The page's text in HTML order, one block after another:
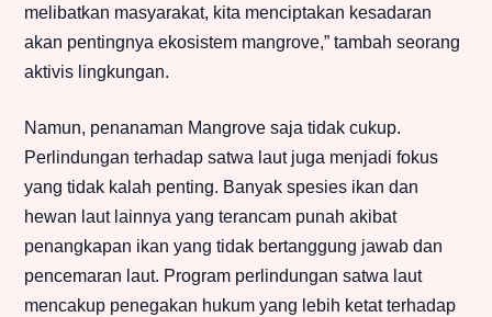
melibatkan masyarakat, kita menciptakan kesadaran
akan pentingnya ekosistem mangrove,” tambah seorang
aktivis lingkungan.
Namun, penanaman Mangrove saja tidak cukup.
Perlindungan terhadap satwa laut juga menjadi fokus
yang tidak kalah penting. Banyak spesies ikan dan
hewan laut lainnya yang terancam punah akibat
penangkapan ikan yang tidak bertanggung jawab dan
pencemaran laut. Program perlindungan satwa laut
mencakup penegakan hukum yang lebih ketat terhadap